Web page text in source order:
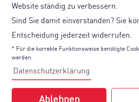
Website ständig zu verbessern.
Sind Sie damit einverstanden? Sie
Entscheidung jederzeit widerrufen.
* Für die korrekte Funktionsweise benötigte
werden.
Datenschutzerklärung
Ablehnen
Montag - Freitag von 8 - 17 Uhr
Für alle Fragen rund um Ihre Bestellungen:
+49 611 90 30 0
E-Mail:service@universum.de
Kostenloser Versand ab 50€ Bestellwert